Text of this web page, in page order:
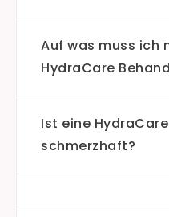
Auf was muss ich
HydraCare
Ist eine
schmerzhaft?